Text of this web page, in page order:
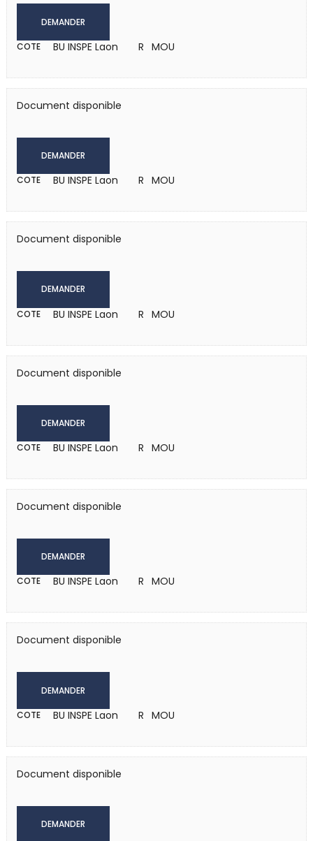
DEMANDER
COTE BU INSPE Laon R MOU
Document disponible
DEMANDER
COTE BU INSPE Laon R MOU
Document disponible
DEMANDER
COTE BU INSPE Laon R MOU
Document disponible
DEMANDER
COTE BU INSPE Laon R MOU
Document disponible
DEMANDER
COTE BU INSPE Laon R MOU
Document disponible
DEMANDER
COTE BU INSPE Laon R MOU
Document disponible
DEMANDER